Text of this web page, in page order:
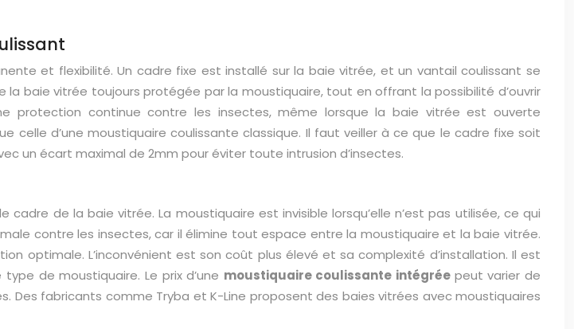
et flexibilité. Un cadre fixe est installé sur la baie vitrée, et un vantail coulissant se
baie vitrée toujours protégée par la moustiquaire, tout en offrant la possibilité d’ouvrir
protection continue contre les insectes, même lorsque la baie vitrée est ouverte
celle d’une moustiquaire coulissante classique. Il faut veiller à ce que le cadre fixe soit
un écart maximal de 2mm pour éviter toute intrusion d’insectes.
de la baie vitrée. La moustiquaire est invisible lorsqu’elle n’est pas utilisée, ce qui
contre les insectes, car il élimine tout espace entre la moustiquaire et la baie vitrée.
optimale. L’inconvénient est son coût plus élevé et sa complexité d’installation. Il est
de moustiquaire. Le prix d’une moustiquaire coulissante intégrée peut varier de
Des fabricants comme Tryba et K-Line proposent des baies vitrées avec moustiquaires